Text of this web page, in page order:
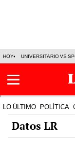
HOY UNIVERSITARIO VS
LO ÚLTIMO POLÍTICA
Datos LR